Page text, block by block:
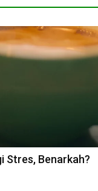
Stres, Benarkah?